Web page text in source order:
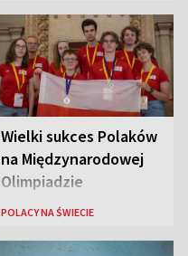
Wielki sukces Polaków
na Międzynarodowej
Olimpiadzie
Lingwistycznej
POLACY NA ŚWIECIE